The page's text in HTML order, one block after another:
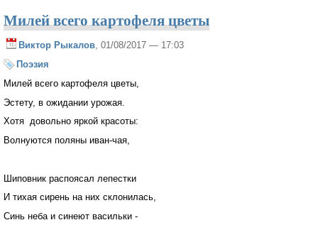
Милей всего картофеля цветы
Виктор Рыкалов, 01/08/2017 — 17:03
Поэзия
Милей всего картофеля цветы,
Эстету, в ожидании урожая.
Хотя довольно яркой красоты:
Волнуются поляны иван-чая,
Шиповник распоясал лепестки
И тихая сирень на них склонилась,
Синь неба и синеют васильки -